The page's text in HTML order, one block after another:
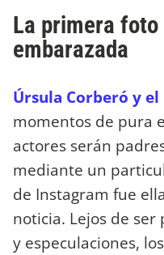
La primera foto
embarazada
Úrsula Corberó y
momentos de pura
actores serán
mediante un
de Instagram fue
noticia. Lejos de
y especulaciones,